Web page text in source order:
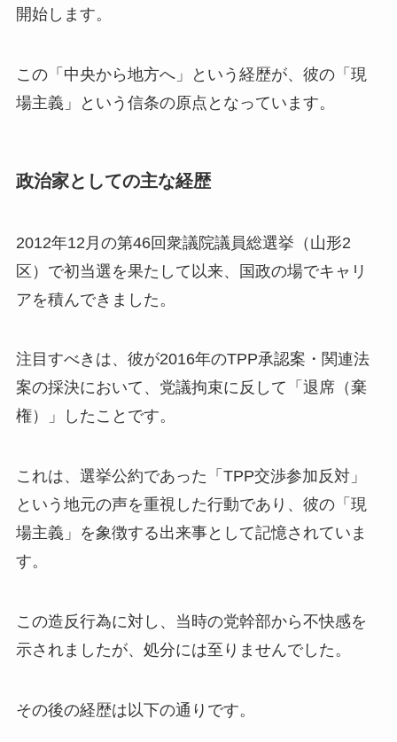
開始します。
この「中央から地方へ」という経歴が、彼の「現
場主義」という信条の原点となっています。
政治家としての主な経歴
2012年12月の第46回衆議院議員総選挙（山形2
区）で初当選を果たして以来、国政の場でキャリ
アを積んできました。
注目すべきは、彼が2016年のTPP承認案・関連法
案の採決において、党議拘束に反して「退席（棄
権）」したことです。
これは、選挙公約であった「TPP交渉参加反対」
という地元の声を重視した行動であり、彼の「現
場主義」を象徴する出来事として記憶されていま
す。
この造反行為に対し、当時の党幹部から不快感を
示されましたが、処分には至りませんでした。
その後の経歴は以下の通りです。